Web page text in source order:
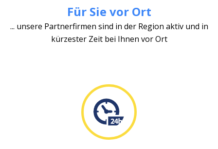
Für Sie vor Ort
... unsere Partnerfirmen sind in der Region aktiv und in
kürzester Zeit bei Ihnen vor Ort